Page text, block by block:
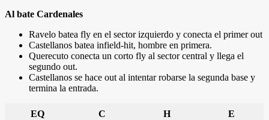
Al bate Cardenales
Ravelo batea fly en el sector izquierdo y conecta el primer out
Castellanos batea infield-hit, hombre en primera.
Querecuto conecta un corto fly al sector central y llega el
segundo out.
Castellanos se hace out al intentar robarse la segunda base y
termina la entrada.
EQ C H E